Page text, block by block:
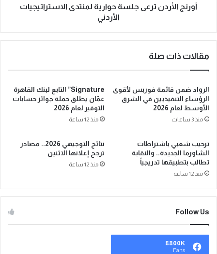
أورنج الأردن ترعى جلسة حوارية لمنتدى الاستراتيجيات
الأردني
مقالات ذات صلة
الرواد ضمن قائمة فوربس لأقوى
الرؤساء التنفيذيين في الشرق
الأوسط لعام 2026
منذ 3 ساعات
Signature” التابع لبنك القاهرة
عمّان يطلق حملة جوائز حسابات
التوفير لعام 2026
منذ 12 ساعة
ترحيب شعبي باشتراطات
الشاورما الجديدة.. والنقابة
تطالب بتطبيقها تدريجياً
منذ 12 ساعة
نتائج التوجيهي 2026.. مصادر
ترجح إعلانها الاثنين
منذ 12 ساعة
Follow Us
8800K
Fans